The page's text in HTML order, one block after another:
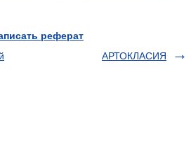
реферат
АРТОКЛАСИЯ